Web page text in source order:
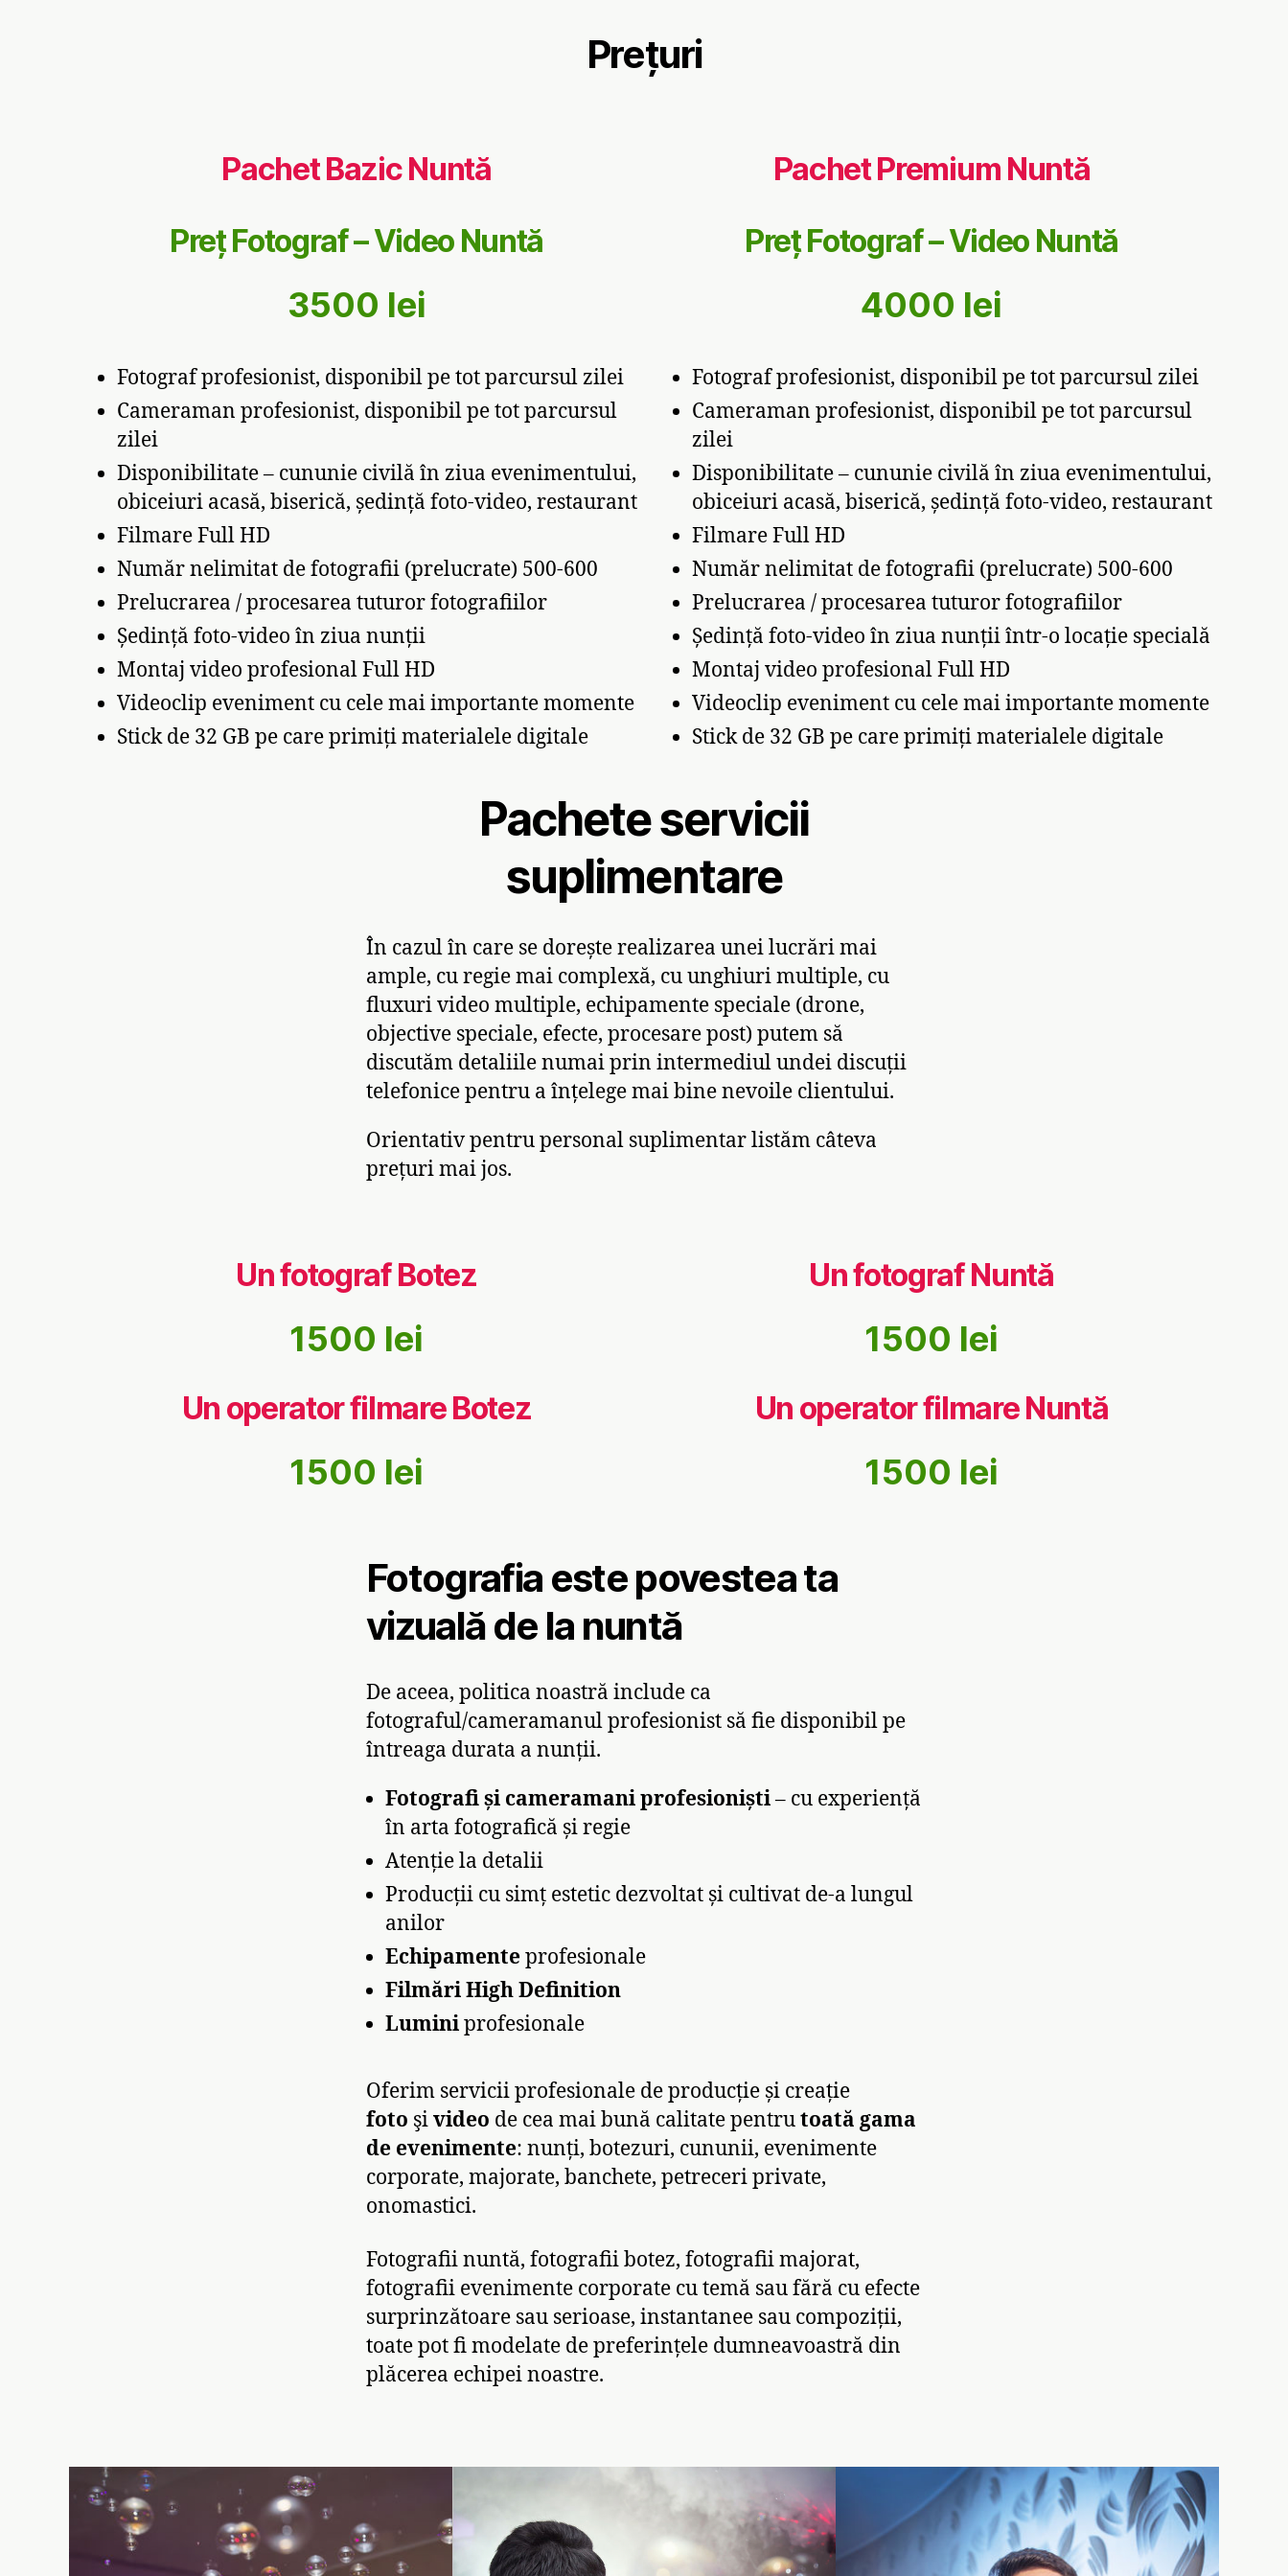
Prețuri
Pachet Bazic Nuntă
Preț Fotograf – Video Nuntă
3500 lei
Fotograf profesionist, disponibil pe tot parcursul zilei
Cameraman profesionist, disponibil pe tot parcursul
zilei
Disponibilitate – cununie civilă în ziua evenimentului,
obiceiuri acasă, biserică, ședință foto-video, restaurant
Filmare Full HD
Număr nelimitat de fotografii (prelucrate) 500-600
Prelucrarea / procesarea tuturor fotografiilor
Ședință foto-video în ziua nunții
Montaj video profesional Full HD
Videoclip eveniment cu cele mai importante momente
Stick de 32 GB pe care primiți materialele digitale
Pachet Premium Nuntă
Preț Fotograf – Video Nuntă
4000 lei
Fotograf profesionist, disponibil pe tot parcursul zilei
Cameraman profesionist, disponibil pe tot parcursul
zilei
Disponibilitate – cununie civilă în ziua evenimentului,
obiceiuri acasă, biserică, ședință foto-video, restaurant
Filmare Full HD
Număr nelimitat de fotografii (prelucrate) 500-600
Prelucrarea / procesarea tuturor fotografiilor
Ședință foto-video în ziua nunții într-o locație specială
Montaj video profesional Full HD
Videoclip eveniment cu cele mai importante momente
Stick de 32 GB pe care primiți materialele digitale
Pachete servicii
suplimentare
În cazul în care se dorește realizarea unei lucrări mai
ample, cu regie mai complexă, cu unghiuri multiple, cu
fluxuri video multiple, echipamente speciale (drone,
objective speciale, efecte, procesare post) putem să
discutăm detaliile numai prin intermediul undei discuții
telefonice pentru a înțelege mai bine nevoile clientului.
Orientativ pentru personal suplimentar listăm câteva
prețuri mai jos.
Un fotograf Botez
1500 lei
Un fotograf Nuntă
1500 lei
Un operator filmare Botez
1500 lei
Un operator filmare Nuntă
1500 lei
Fotografia este povestea ta
vizuală de la nuntă
De aceea, politica noastră include ca
fotograful/cameramanul profesionist să fie disponibil pe
întreaga durata a nunții.
Fotografi și cameramani profesioniști– cu experiență
în arta fotografică și regie
Atenție la detalii
Producții cu simț estetic dezvoltat și cultivat de-a lungul
anilor
Echipamenteprofesionale
Filmări High Definition
Luminiprofesionale
Oferim servicii profesionale de producție și creație
foto şivideo de cea mai bună calitate pentrutoată gama
de evenimente: nunți, botezuri, cununii, evenimente
corporate, majorate, banchete, petreceri private,
onomastici.
Fotografii nuntă, fotografii botez, fotografii majorat,
fotografii evenimente corporate cu temă sau fără cu efecte
surprinzătoare sau serioase, instantanee sau compoziții,
toate pot fi modelate de preferințele dumneavoastră din
plăcerea echipei noastre.